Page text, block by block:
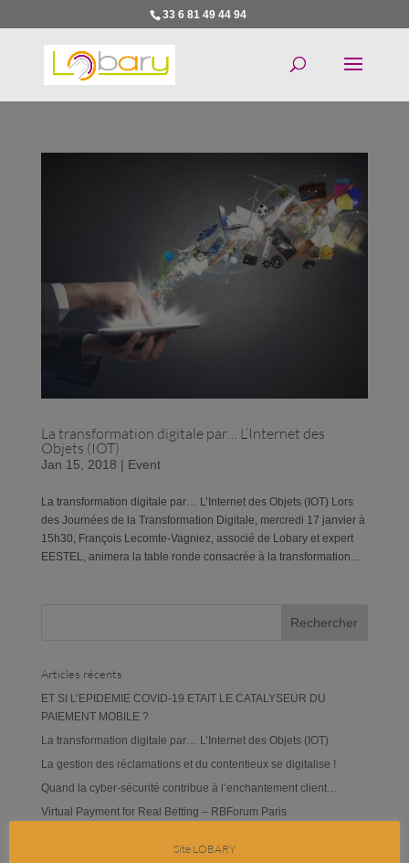
33 6 81 49 44 94
La transformation digitale par… L’Internet des
Objets (IOT)
Jan 15, 2018 | Event
La transformation digitale par… L’Internet des Objets (IOT) Lors
des Journées de la Transformation Digitale, mercredi 17 janvier à
15h30, François Lecomte-Vagniez, associé de Lobary et expert
EESTEL, animera la table ronde consacrée à la transformation...
Articles récents
ET SI L’EPIDEMIE COVID-19 ETAIT LE CATALYSEUR DU
PAIEMENT MOBILE ?
La transformation digitale par… L’Internet des Objets (IOT)
La gestion des réclamations et du contentieux se digitalise !
Quand la cyber-sécurité contribue à l’enchantement client…
Virtual Payment for Real Betting – RBForum Paris
Site LOBARY